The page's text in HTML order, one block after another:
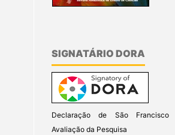
SIGNATÁRIO DORA
Declaração de São Francisco
Avaliação da Pesquisa